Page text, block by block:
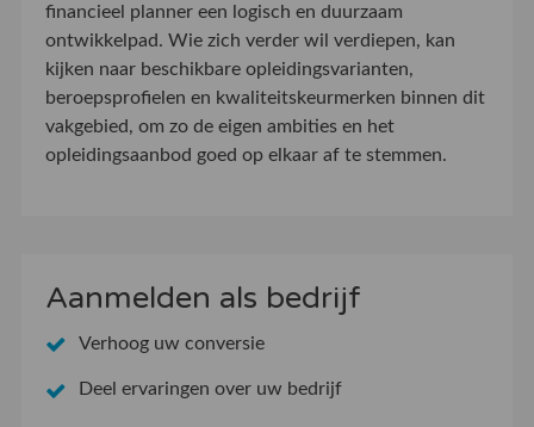
financieel planner een logisch en duurzaam
ontwikkelpad. Wie zich verder wil verdiepen, kan
kijken naar beschikbare opleidingsvarianten,
beroepsprofielen en kwaliteitskeurmerken binnen dit
vakgebied, om zo de eigen ambities en het
opleidingsaanbod goed op elkaar af te stemmen.
Aanmelden als bedrijf
Verhoog uw conversie
Deel ervaringen over uw bedrijf